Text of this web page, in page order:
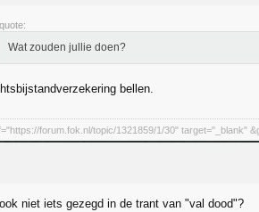
quote:
Wat zouden jullie doen?
bellen.
forum.fok.nl/topic/1321859/1/30" target="_blank"
niet iets gezegd in de trant van "val dood"?